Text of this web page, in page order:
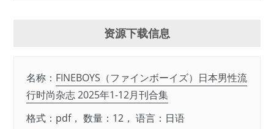
资源下载信息
名称： FINEBOYS（ファインボーイズ）日本男性流
行时尚杂志 2025年1-12月刊合集
格式：pdf， 数量：12， 语言：日语